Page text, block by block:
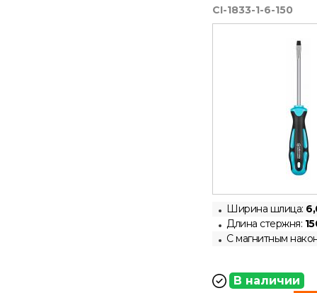
CI-1833-1-6-150
Ширина шлица:
Длина стержня:
С магнитным
В наличии